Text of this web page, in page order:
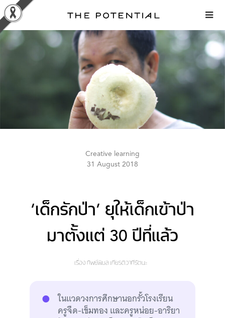
Skip
to
content
Creative learning
31 August 2018
‘เด็กรักป่า’ ยุให้เด็กเข้าป่า
มาตั้งแต่ 30 ปีที่แล้ว
เรื่อง ทิพย์พิมล เกียรติวาทีรัตนะ
ในแวดวงการศึกษานอกรั้วโรงเรียน
ครูจืด-เข็มทอง และครูหน่อย-อาริยา